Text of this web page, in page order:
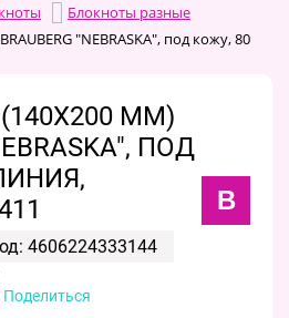
Блокноты разные
"NEBRASKA", под кожу, 80
ММ)
ПОД
B
4606224333144
Поделиться